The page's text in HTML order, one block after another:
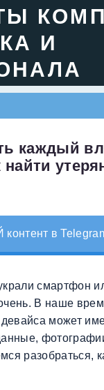
И
каждый
в
смартфон
В наше
может
разобраться,